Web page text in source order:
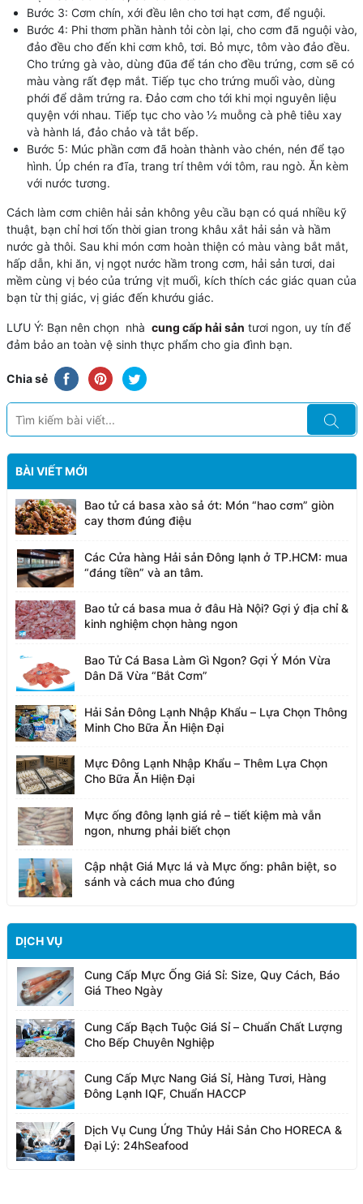
Bước 3: Cơm chín, xới đều lên cho tơi hạt cơm, để nguội.
Bước 4: Phi thơm phần hành tỏi còn lại, cho cơm đã nguội vào,
đảo đều cho đến khi cơm khô, tơi. Bỏ mực, tôm vào đảo đều.
Cho trứng gà vào, dùng đũa để tán cho đều trứng, cơm sẽ có
màu vàng rất đẹp mắt. Tiếp tục cho trứng muối vào, dùng
phới để dằm trứng ra. Đảo cơm cho tới khi mọi nguyên liệu
quyện với nhau. Tiếp tục cho vào ½ muỗng cà phê tiêu xay
và hành lá, đảo chảo và tắt bếp.
Bước 5: Múc phần cơm đã hoàn thành vào chén, nén để tạo
hình. Úp chén ra đĩa, trang trí thêm với tôm, rau ngò. Ăn kèm
với nước tương.
Cách làm cơm chiên hải sản không yêu cầu bạn có quá nhiều kỹ
thuật, bạn chỉ hơi tốn thời gian trong khâu xắt hải sản và hầm
nước gà thôi. Sau khi món cơm hoàn thiện có màu vàng bắt mắt,
hấp dẫn, khi ăn, vị ngọt nước hầm trong cơm, hải sản tươi, dai
mềm cùng vị béo của trứng vịt muối, kích thích các giác quan của
bạn từ thị giác, vị giác đến khướu giác.
LƯU Ý: Bạn nên chọn nhà cung cấp hải sản tươi ngon, uy tín để
đảm bảo an toàn vệ sinh thực phẩm cho gia đình bạn.
Chia sẻ
BÀI VIẾT MỚI
Bao tử cá basa xào sả ớt: Món “hao cơm” giòn
cay thơm đúng điệu
Các Cửa hàng Hải sản Đông lạnh ở TP.HCM: mua
“đáng tiền” và an tâm.
Bao tử cá basa mua ở đâu Hà Nội? Gợi ý địa chỉ &
kinh nghiệm chọn hàng ngon
Bao Tử Cá Basa Làm Gì Ngon? Gợi Ý Món Vừa
Dân Dã Vừa “Bắt Cơm”
Hải Sản Đông Lạnh Nhập Khẩu – Lựa Chọn Thông
Minh Cho Bữa Ăn Hiện Đại
Mực Đông Lạnh Nhập Khẩu – Thêm Lựa Chọn
Cho Bữa Ăn Hiện Đại
Mực ống đông lạnh giá rẻ – tiết kiệm mà vẫn
ngon, nhưng phải biết chọn
Cập nhật Giá Mực lá và Mực ống: phân biệt, so
sánh và cách mua cho đúng
DỊCH VỤ
Cung Cấp Mực Ống Giá Sỉ: Size, Quy Cách, Báo
Giá Theo Ngày
Cung Cấp Bạch Tuộc Giá Sỉ – Chuẩn Chất Lượng
Cho Bếp Chuyên Nghiệp
Cung Cấp Mực Nang Giá Sỉ, Hàng Tươi, Hàng
Đông Lạnh IQF, Chuẩn HACCP
Dịch Vụ Cung Ứng Thủy Hải Sản Cho HORECA &
Đại Lý: 24hSeafood